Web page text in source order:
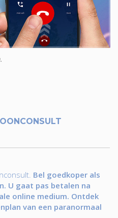
Bel goedkoper als
U gaat pas betalen na
online medium. Ontdek
van een paranormaal